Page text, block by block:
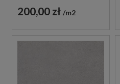
200,00 zł m2